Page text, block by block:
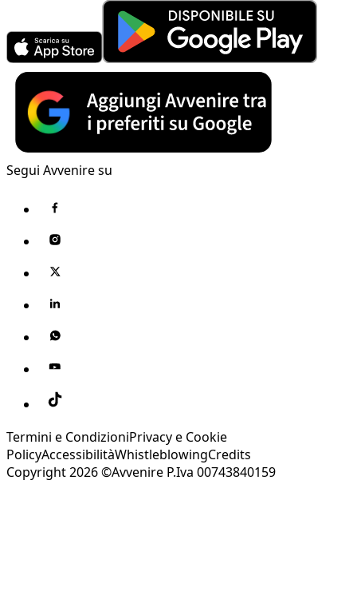
Segui Avvenire su
Termini e CondizioniPrivacy e Cookie
PolicyAccessibilitàWhistleblowingCredits
Copyright 2026 ©Avvenire P.Iva 00743840159